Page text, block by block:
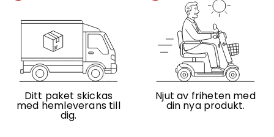
Ditt paket skickas
med hemleverans till
dig.
Njut av friheten med
din nya produkt.